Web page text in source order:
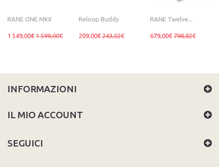
RANE ONE MKII
1 549,00€ 1 599,00€
Reloop Buddy
209,00€ 243,02€
RANE Twelve...
679,00€ 798,82€
INFORMAZIONI
IL MIO ACCOUNT
SEGUICI